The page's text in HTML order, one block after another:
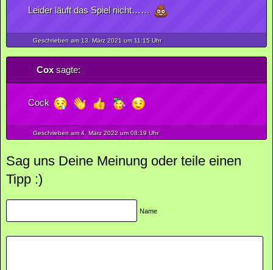
Leider läuft das Spiel nicht……
Geschrieben am 13. März2021 um 11:15 Uhr
Coxsagte:
Cock
Geschrieben am 4. März2022um 08:19 Uhr
Sag uns Deine Meinung oder teile einen
Tipp :)
Name